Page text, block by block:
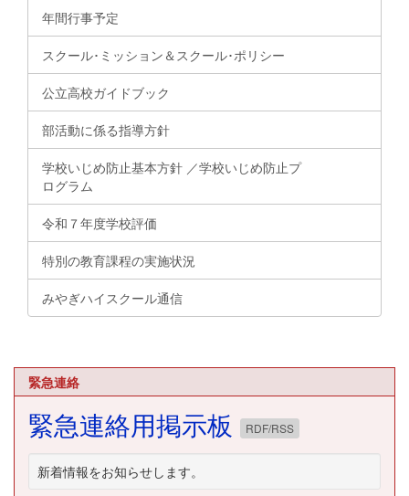
年間行事予定
スクール･ミッション＆スクール･ポリシー
公立高校ガイドブック
部活動に係る指導方針
学校いじめ防止基本方針 ／学校いじめ防止プ
ログラム
令和７年度学校評価
特別の教育課程の実施状況
みやぎハイスクール通信
緊急連絡
緊急連絡用掲示板 RDF/RSS
新着情報をお知らせします。